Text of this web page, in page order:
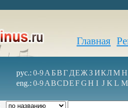
Главная
рус.: 0-9А БВГ ДЕЖ З ИКЛМН
eng.: 0-9ABCDEFGH I J K L M